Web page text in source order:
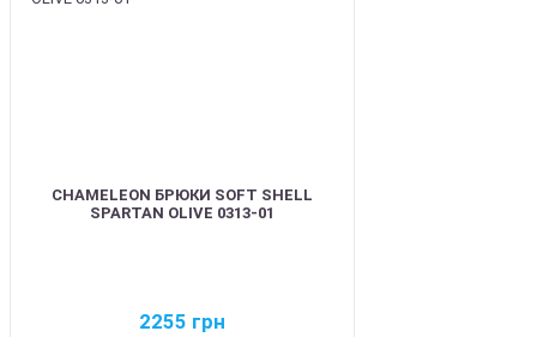
CHAMELEON БРЮКИ SOFT SHELL
SPARTAN OLIVE 0313-01
2255 грн